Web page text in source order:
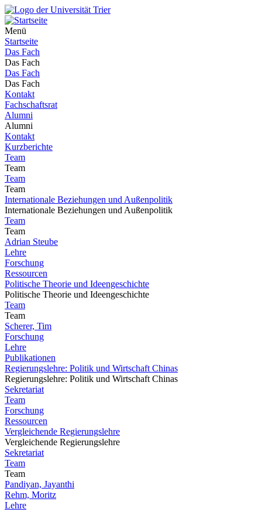
Menü
Startseite
Das Fach
Das Fach
Das Fach
Das Fach
Kontakt
Fachschaftsrat
Alumni
Alumni
Kontakt
Kurzberichte
Team
Team
Team
Team
Internationale Beziehungen und Außenpolitik
Internationale Beziehungen und Außenpolitik
Team
Team
Adrian Steube
Lehre
Forschung
Ressourcen
Politische Theorie und Ideengeschichte
Politische Theorie und Ideengeschichte
Team
Team
Scherer, Tim
Forschung
Lehre
Publikationen
Regierungslehre: Politik und Wirtschaft Chinas
Regierungslehre: Politik und Wirtschaft Chinas
Sekretariat
Team
Forschung
Ressourcen
Vergleichende Regierungslehre
Vergleichende Regierungslehre
Sekretariat
Team
Team
Pandiyan, Jayanthi
Rehm, Moritz
Lehre